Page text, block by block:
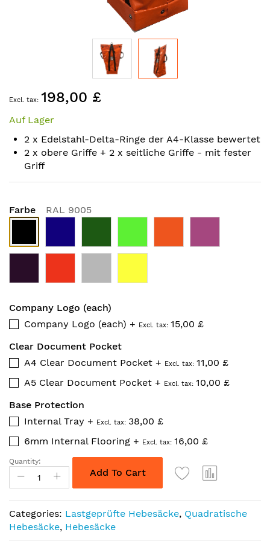
to
beginning
of
the
images
198,00 £
Auf Lager
2 x Edelstahl-Delta-Ringe der A4-Klasse bewertet
2 x obere Griffe + 2 x seitliche Griffe - mit fester
Griff
Farbe RAL 9005
Company Logo (each)
Company Logo (each) +
15,00 £
Clear Document Pocket
A4 Clear Document Pocket +
11,00 £
A5 Clear Document Pocket +
10,00 £
Base Protection
Internal Tray +
38,00 £
6mm Internal Flooring + 16,00 £
Quantity:
Add To Cart
Categories: Lastgeprüfte Hebesäcke, Quadratische
Hebesäcke, Hebesäcke